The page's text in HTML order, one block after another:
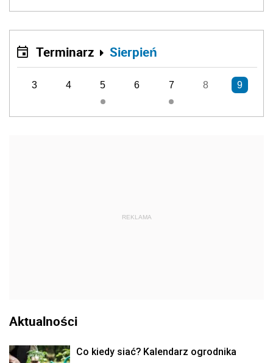
Terminarz Sierpień
3 4 5 6 7 8 9
REKLAMA
Aktualności
Co kiedy siać? Kalendarz ogrodnika